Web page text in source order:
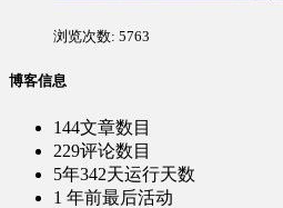
浏览次数: 5763
博客信息
144文章数目
229评论数目
5年342天运行天数
1 年前最后活动